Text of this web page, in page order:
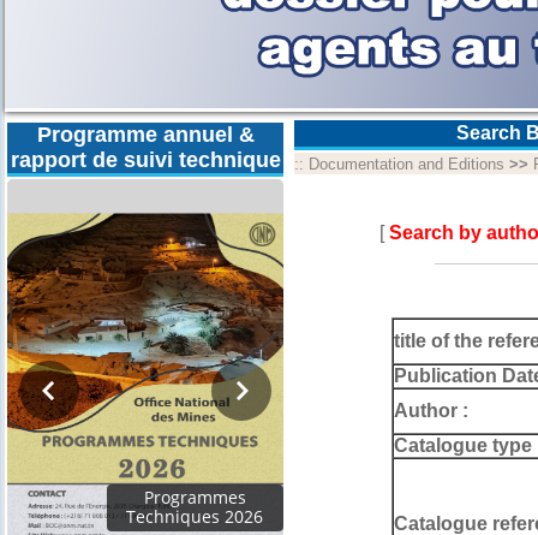
Programme annuel &
rapport de suivi technique
Programmes
Techniques 2026
Search
:: Documentation and Editions >>
[Search by
title of the
Publication
Author :
Catalogue type
Catalogue